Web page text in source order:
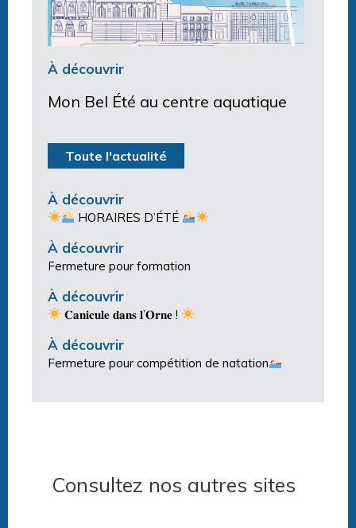
À découvrir
Mon Bel Été au centre aquatique
Toute l'actualité
À découvrir
HORAIRES D’ÉTÉ
À découvrir
Fermeture pour formation
À découvrir
𝐂𝐚𝐧𝐢𝐜𝐮𝐥𝐞 𝐝𝐚𝐧𝐬 𝐥’𝐎𝐫𝐧𝐞 !
À découvrir
Fermeture pour compétition de natation
Consultez nos autres sites